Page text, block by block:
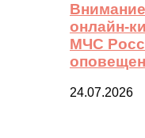
онлайн-
МЧС
24.07.2026